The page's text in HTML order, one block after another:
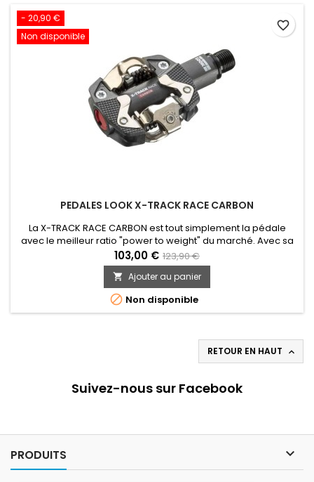
- 20,90 €
Non disponible
PEDALES LOOK X-TRACK RACE CARBON
La X-TRACK RACE CARBON est tout simplement la pédale
avec le meilleur ratio "power to weight" du marché. Avec sa
large surface d'appui, elle transfère en intégralité votre
puissance au pédalier. Cette large zone de contact évite
aussi que votre pied ne glisse sur le corps de la pédale et
vous offre un appui consistant et rassurant. Son corps en
carbone...
103,00 € 123,90 €
 Ajouter au panier
 Non disponible
favorite_border
RETOUR EN HAUT 
Suivez-nous sur Facebook
PRODUITS 